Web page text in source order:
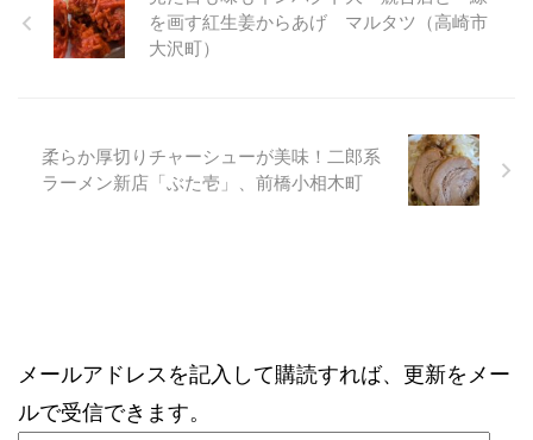
を画す紅生姜からあげ マルタツ（高崎市
大沢町）
柔らか厚切りチャーシューが美味！二郎系
ラーメン新店「ぶた壱」、前橋小相木町
メールアドレスを記入して購読すれば、更新をメー
ルで受信できます。